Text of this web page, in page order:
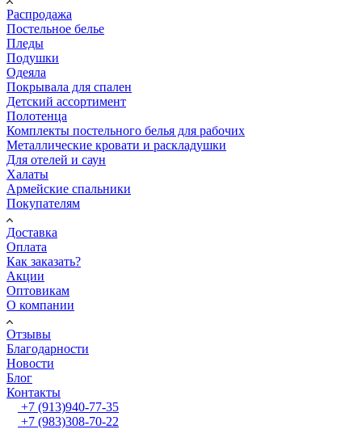
Распродажа
Постельное белье
Пледы
Подушки
Одеяла
Покрывала для спален
Детский ассортимент
Полотенца
Комплекты постельного белья для рабочих
Металлические кровати и раскладушки
Для отелей и саун
Халаты
Армейские спальники
Покупателям
Доставка
Оплата
Как заказать?
Акции
Оптовикам
О компании
Отзывы
Благодарности
Новости
Блог
Контакты
+7 (913)940-77-35
+7 (983)308-70-22